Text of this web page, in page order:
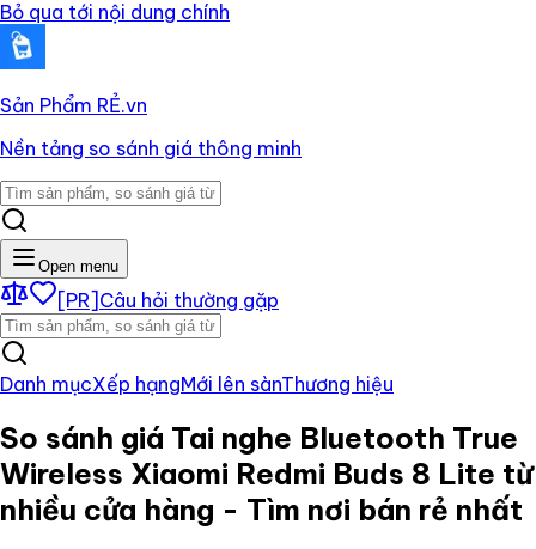
Bỏ qua tới nội dung chính
Sản Phẩm RẺ.vn
Nền tảng so sánh giá thông minh
Open menu
[PR] Câu hỏi thường gặp
Danh mụcXếp hạngMới lên sànThương hiệu
So sánh giá Tai nghe Bluetooth True
Wireless Xiaomi Redmi Buds 8 Lite từ
nhiều cửa hàng - Tìm nơi bán rẻ nhất